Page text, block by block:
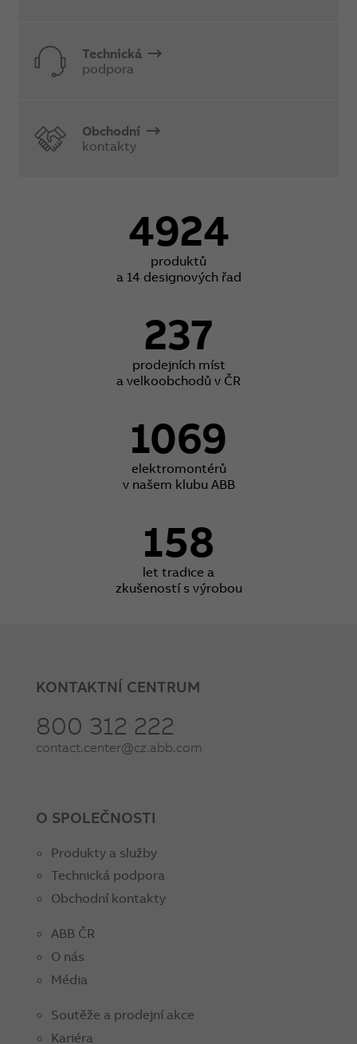
Technická
podpora
Obchodní
kontakty
4924
produktů
a 14 designových řad
237
prodejních míst
a velkoobchodů v ČR
1069
elektromontérů
v našem klubu ABB
158
let tradice a
zkušeností s výrobou
KONTAKTNÍ CENTRUM
800 312 222
contact.center@cz.abb.com
O SPOLEČNOSTI
Produkty a služby
Technická podpora
Obchodní kontakty
ABB ČR
O nás
Média
Soutěže a prodejní akce
Kariéra